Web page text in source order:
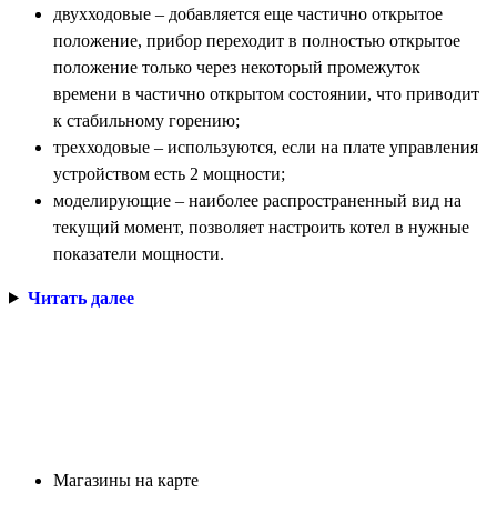
двухходовые – добавляется еще частично открытое
положение, прибор переходит в полностью открытое
положение только через некоторый промежуток
времени в частично открытом состоянии, что приводит
к стабильному горению;
трехходовые – используются, если на плате управления
устройством есть 2 мощности;
моделирующие – наиболее распространенный вид на
текущий момент, позволяет настроить котел в нужные
показатели мощности.
Читать далее
Магазины на карте